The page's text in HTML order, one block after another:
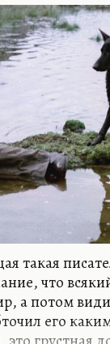
такая
что
а потом
его